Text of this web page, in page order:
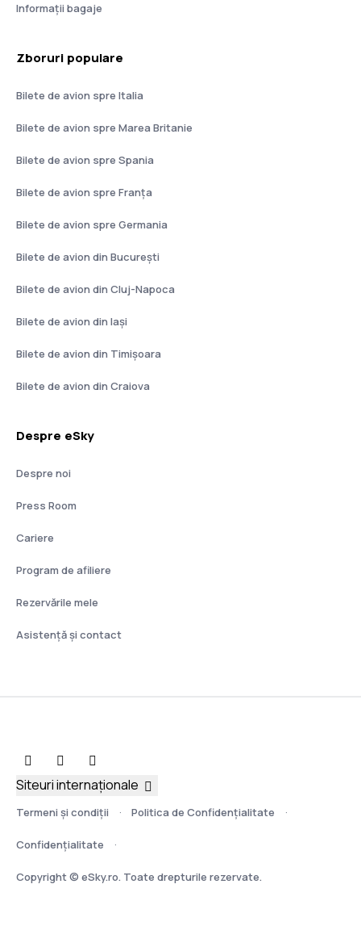
Informații bagaje
Zboruri populare
Bilete de avion spre Italia
Bilete de avion spre Marea Britanie
Bilete de avion spre Spania
Bilete de avion spre Franţa
Bilete de avion spre Germania
Bilete de avion din București
Bilete de avion din Cluj-Napoca
Bilete de avion din Iași
Bilete de avion din Timișoara
Bilete de avion din Craiova
Despre eSky
Despre noi
Press Room
Cariere
Program de afiliere
Rezervările mele
Asistenţă şi contact
Termeni şi condiţii Politica de Confidențialitate
Confidențialitate
Copyright © eSky.ro. Toate drepturile rezervate.
Siteuri internaționale